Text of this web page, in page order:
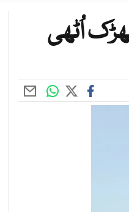
اُٹھی